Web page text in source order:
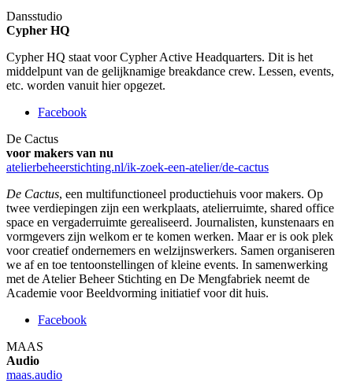
Dansstudio
Cypher HQ
Cypher HQ staat voor Cypher Active Headquarters. Dit is het
middelpunt van de gelijknamige breakdance crew. Lessen, events,
etc. worden vanuit hier opgezet.
Facebook
De Cactus
voor makers van nu
atelierbeheerstichting.nl/ik-zoek-een-atelier/de-cactus
De Cactus, een multifunctioneel productiehuis voor makers. Op
twee verdiepingen zijn een werkplaats, atelierruimte, shared office
space en vergaderruimte gerealiseerd. Journalisten, kunstenaars en
vormgevers zijn welkom er te komen werken. Maar er is ook plek
voor creatief ondernemers en welzijnswerkers. Samen organiseren
we af en toe tentoonstellingen of kleine events. In samenwerking
met de Atelier Beheer Stichting en De Mengfabriek neemt de
Academie voor Beeldvorming initiatief voor dit huis.
Facebook
MAAS
Audio
maas.audio